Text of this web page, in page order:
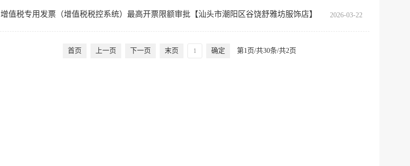
增值税专用发票（增值税税控系统）最高开票限额审批【汕头市潮阳区谷饶舒雅坊服饰店】 2026-03-22
首页 上一页 下一页 末页 确定 第1页/共30条/共2页